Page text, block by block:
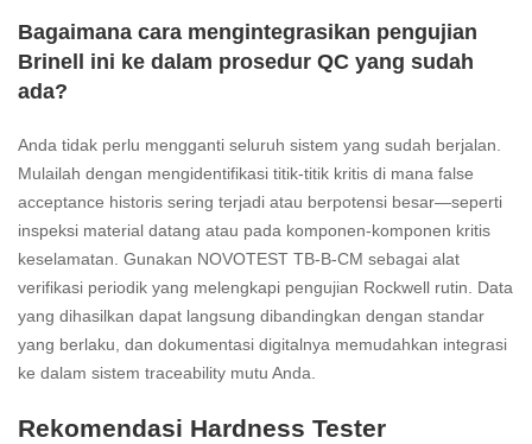
Bagaimana cara mengintegrasikan pengujian
Brinell ini ke dalam prosedur QC yang sudah
ada?
Anda tidak perlu mengganti seluruh sistem yang sudah berjalan.
Mulailah dengan mengidentifikasi titik-titik kritis di mana false
acceptance historis sering terjadi atau berpotensi besar—seperti
inspeksi material datang atau pada komponen-komponen kritis
keselamatan. Gunakan NOVOTEST TB-B-CM sebagai alat
verifikasi periodik yang melengkapi pengujian Rockwell rutin. Data
yang dihasilkan dapat langsung dibandingkan dengan standar
yang berlaku, dan dokumentasi digitalnya memudahkan integrasi
ke dalam sistem traceability mutu Anda.
Rekomendasi Hardness Tester